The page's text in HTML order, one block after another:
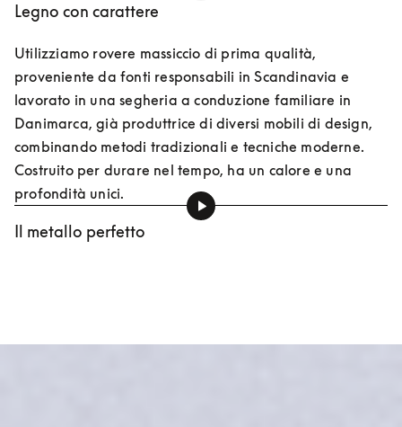
Legno con carattere
Utilizziamo rovere massiccio di prima qualità,
proveniente da fonti responsabili in Scandinavia e
lavorato in una segheria a conduzione familiare in
Danimarca, già produttrice di diversi mobili di design,
combinando metodi tradizionali e tecniche moderne.
Costruito per durare nel tempo, ha un calore e una
profondità unici.
Il metallo perfetto